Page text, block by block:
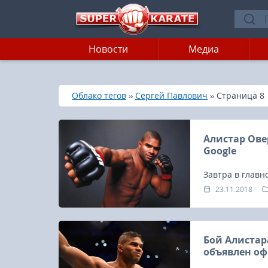
Новости Медиа
Главная
»
Облако тегов » Сергей Павлович » Страница 8
Алистар
Google
Завтра в
Dream и K-1 в
23.11.2018
Бой
объявлен